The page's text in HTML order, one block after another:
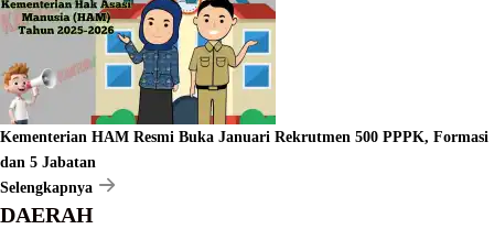
Kementerian HAM Resmi Buka Januari Rekrutmen 500 PPPK, Formasi
dan 5 Jabatan
Selengkapnya
DAERAH